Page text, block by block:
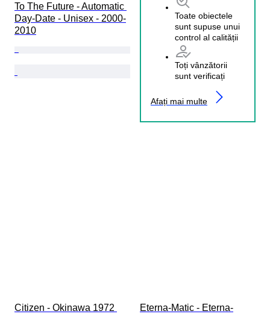
Toate obiectele
sunt supuse unui
control al calității
Toți vânzătorii
sunt verificați
Afați mai multe
To The Future - Automatic
Day-Date - Unisex - 2000-
2010
Citizen - Okinawa 1972
Eterna-Matic - Eterna-